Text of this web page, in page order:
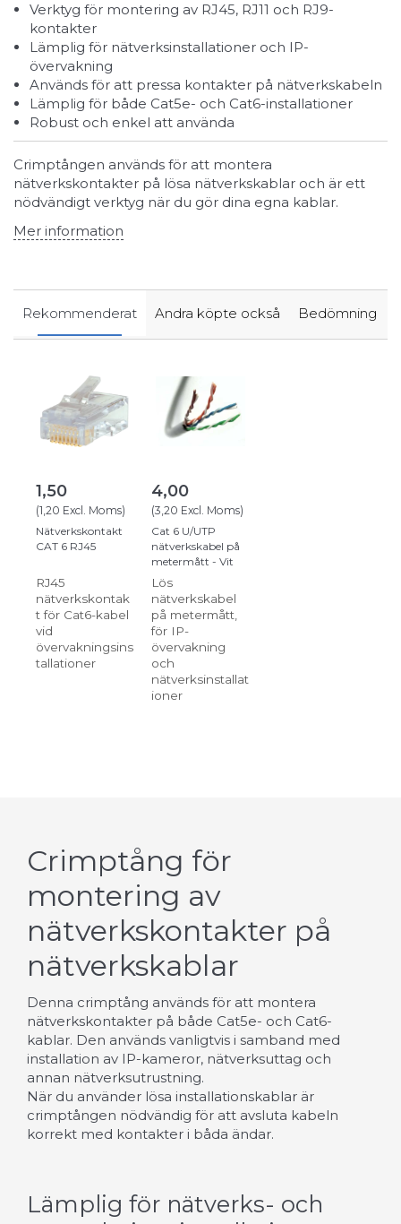
Verktyg för montering av RJ45, RJ11 och RJ9-
kontakter
Lämplig för nätverksinstallationer och IP-
övervakning
Används för att pressa kontakter på nätverkskabeln
Lämplig för både Cat5e- och Cat6-installationer
Robust och enkel att använda
Crimptången används för att montera
nätverkskontakter på lösa nätverkskablar och är ett
nödvändigt verktyg när du gör dina egna kablar.
Mer information
Rekommenderat Andra köpte också Bedömning
1,50
(1,20 Excl. Moms)
Nätverkskontakt
CAT 6 RJ45
RJ45
nätverkskontak
t för Cat6-kabel
vid
övervakningsins
tallationer
4,00
(3,20 Excl. Moms)
Cat 6 U/UTP
nätverkskabel på
metermått - Vit
Lös
nätverkskabel
på metermått,
för IP-
övervakning
och
nätverksinstallat
ioner
Crimptång för
montering av
nätverkskontakter på
nätverkskablar
Denna crimptång används för att montera
nätverkskontakter på både Cat5e- och Cat6-
kablar. Den används vanligtvis i samband med
installation av IP-kameror, nätverksuttag och
annan nätverksutrustning.
När du använder lösa installationskablar är
crimptången nödvändig för att avsluta kabeln
korrekt med kontakter i båda ändar.
Lämplig för nätverks- och